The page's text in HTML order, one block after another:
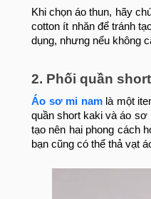
Khi chọn áo thun, hãy
cotton ít nhăn để tránh
dụng, nhưng nếu không
2. Phối quần
Áo sơ mi namlà một
quần short kaki và áo
tạo nên hai phong cách
bạn cũng có thể thả vạt